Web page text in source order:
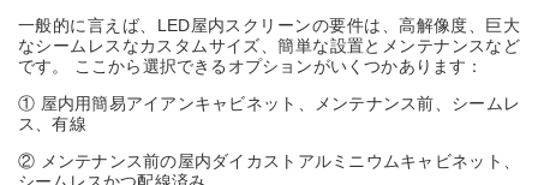
一般的に言えば、LED屋内スクリーンの要件は、高解像度、巨大
なシームレスなカスタムサイズ、簡単な設置とメンテナンスなど
です。 ここから選択できるオプションがいくつかあります：
① 屋内用簡易アイアンキャビネット、メンテナンス前、シームレ
ス、有線
② メンテナンス前の屋内ダイカストアルミニウムキャビネット、